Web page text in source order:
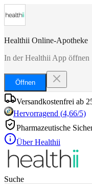
Healthii Online-Apotheke
In der Healthii App öffnen
Öffnen
Versandkostenfrei ab
Hervorragend (4,66/5)
Pharmazeutische
Über Healthii
Suche